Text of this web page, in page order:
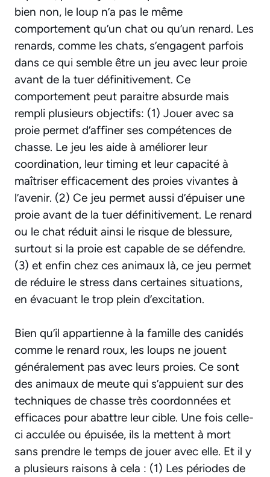
bien non, le loup n’a pas le même
comportement qu’un chat ou qu’un renard. Les
renards, comme les chats, s’engagent parfois
dans ce qui semble être un jeu avec leur proie
avant de la tuer définitivement. Ce
comportement peut paraitre absurde mais
rempli plusieurs objectifs: (1) Jouer avec sa
proie permet d’affiner ses compétences de
chasse. Le jeu les aide à améliorer leur
coordination, leur timing et leur capacité à
maîtriser efficacement des proies vivantes à
l’avenir. (2) Ce jeu permet aussi d’épuiser une
proie avant de la tuer définitivement. Le renard
ou le chat réduit ainsi le risque de blessure,
surtout si la proie est capable de se défendre.
(3) et enfin chez ces animaux là, ce jeu permet
de réduire le stress dans certaines situations,
en évacuant le trop plein d’excitation.
Bien qu’il appartienne à la famille des canidés
comme le renard roux, les loups ne jouent
généralement pas avec leurs proies. Ce sont
des animaux de meute qui s’appuient sur des
techniques de chasse très coordonnées et
efficaces pour abattre leur cible. Une fois celle-
ci acculée ou épuisée, ils la mettent à mort
sans prendre le temps de jouer avec elle. Et il y
a plusieurs raisons à cela : (1) Les périodes de